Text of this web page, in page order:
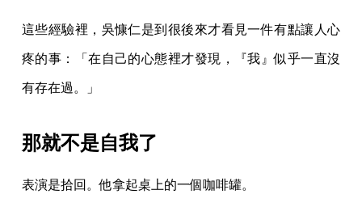
這些經驗裡，吳慷仁是到很後來才看見一件有點讓人心
疼的事：「在自己的心態裡才發現，『我』似乎一直沒
有存在過。」
那就不是自我了
表演是拾回。他拿起桌上的一個咖啡罐。